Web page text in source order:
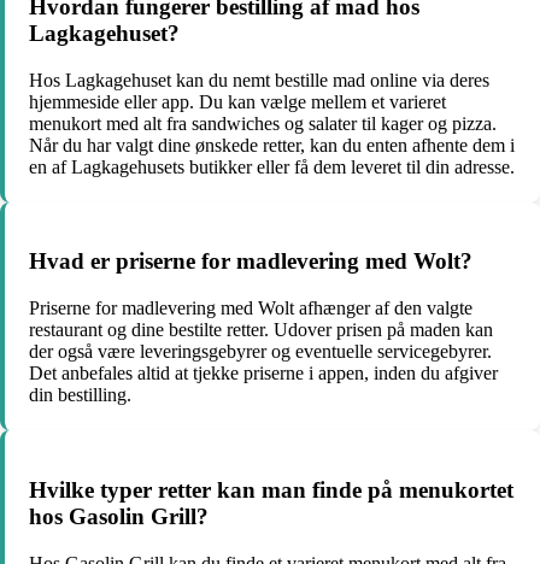
Hvordan fungerer bestilling af mad hos
Lagkagehuset?
Hos Lagkagehuset kan du nemt bestille mad online via deres
hjemmeside eller app. Du kan vælge mellem et varieret
menukort med alt fra sandwiches og salater til kager og pizza.
Når du har valgt dine ønskede retter, kan du enten afhente dem i
en af Lagkagehusets butikker eller få dem leveret til din adresse.
Hvad er priserne for madlevering med Wolt?
Priserne for madlevering med Wolt afhænger af den valgte
restaurant og dine bestilte retter. Udover prisen på maden kan
der også være leveringsgebyrer og eventuelle servicegebyrer.
Det anbefales altid at tjekke priserne i appen, inden du afgiver
din bestilling.
Hvilke typer retter kan man finde på menukortet
hos Gasolin Grill?